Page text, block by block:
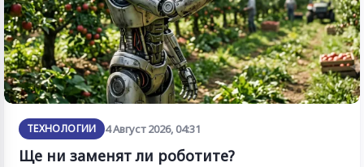
ТЕХНОЛОГИИ 4 Август 2026, 04:31
Ще ни заменят ли роботите?